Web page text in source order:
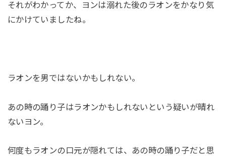
それがわかってか、ヨンは溺れた後のラオンをかなり気
にかけていましたね。
ラオンを男ではないかもしれない。
あの時の踊り子はラオンかもしれないという疑いが晴れ
ないヨン。
何度もラオンの口元が隠れては、あの時の踊り子だと思